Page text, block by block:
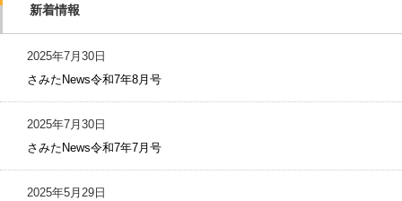
新着情報
2025年7月30日
さみたNews令和7年8月号
2025年7月30日
さみたNews令和7年7月号
2025年5月29日